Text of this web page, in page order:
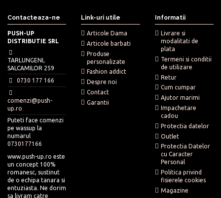
Contacteaza-ne
PUSH-UP
DISTRIBUTIE SRL
TARLUNGENI,
SALCAMILOR 259
0730 177 166
comenzi@push-
up.ro
Puteti face comenzi
pe wassup la
numarul
0730177166
www.push-up.ro este
un concept 100%
romanesc, sustinut
de o echipa tanara si
entuziasta. Ne dorim
sa livram catre
Link-uri utile
Articole Dama
Articole barbati
Produse
personalizate
Fashion addict
Despre noi
Contact
Garantii
Informatii
Livrare si
modalitati de
plata
Termeni si conditii
de utilizare
Retur
Cum cumpar
Ajutor marimi
Impachetare
cadou
Protectia datelor
Outlet
Protectia Datelor
cu Caracter
Personal
Politica privind
fisierele cookies
Magazine